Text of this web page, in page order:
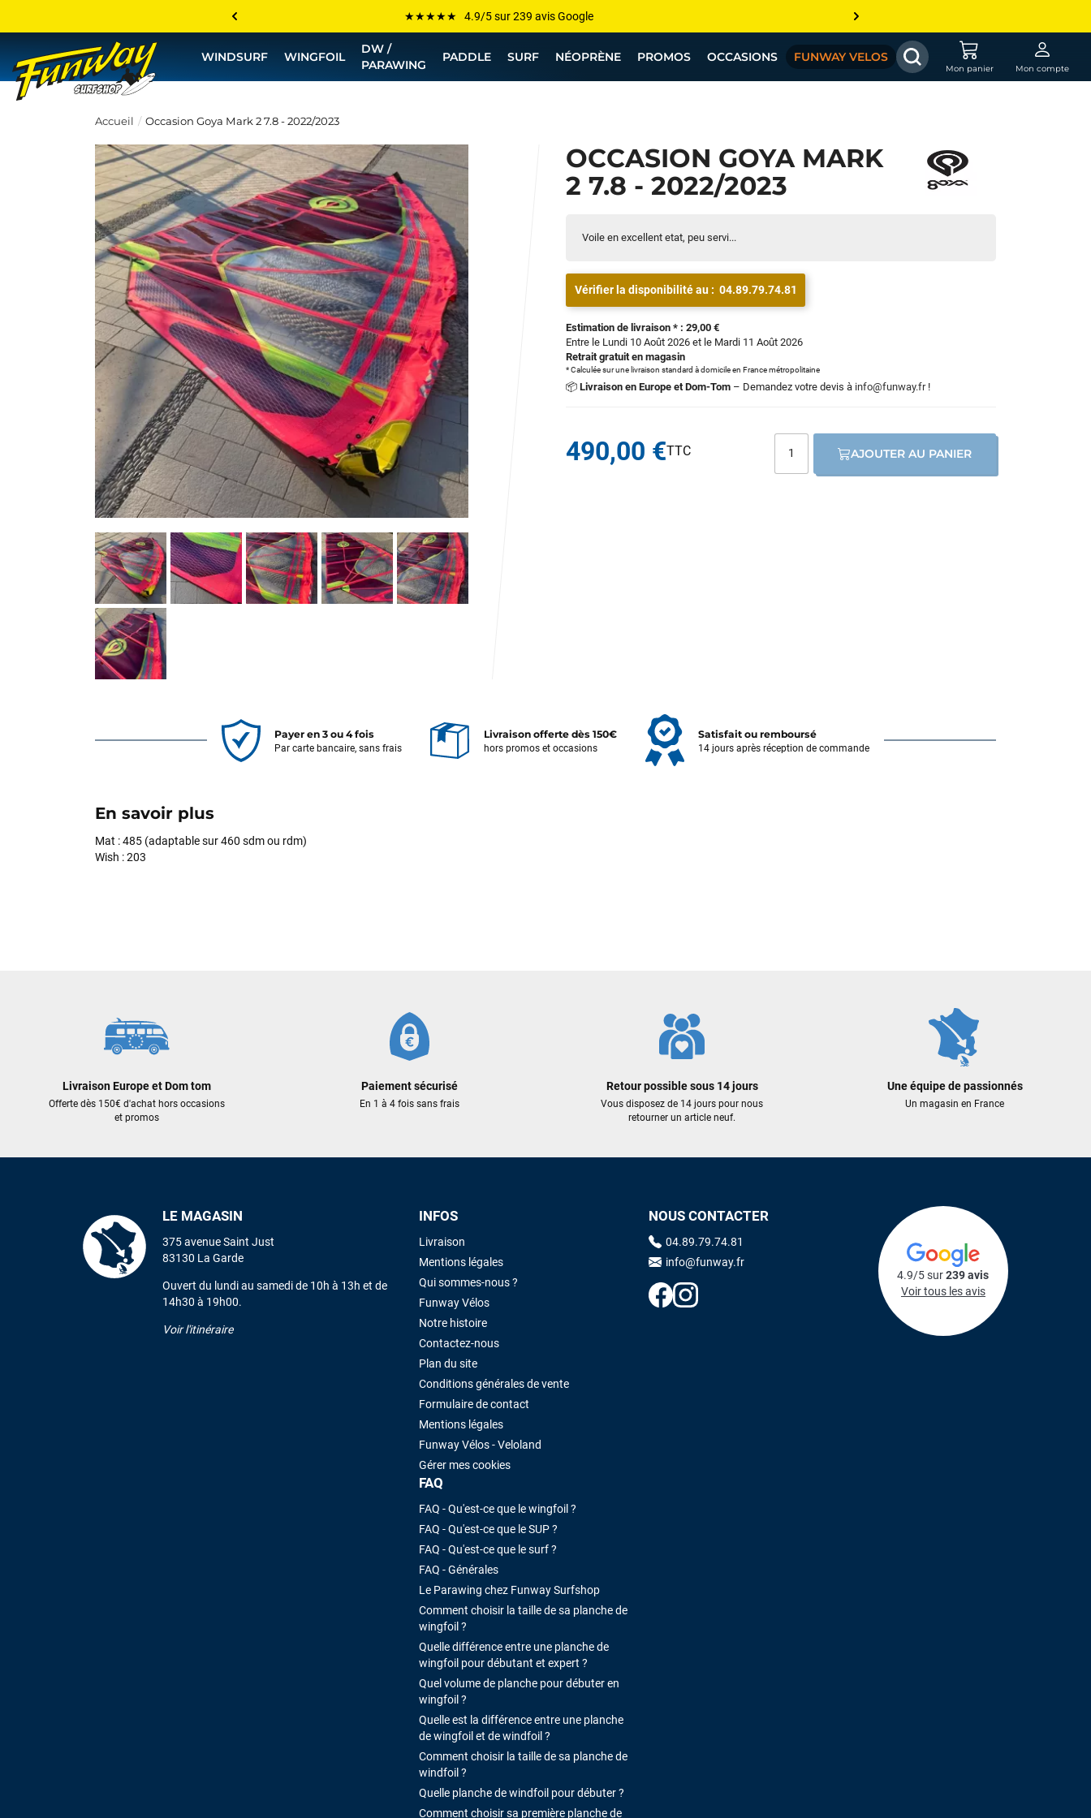
Les plus grandes marques sont chez Funway
Jusqu’à -75% de remise sur le windsurf, wingfoil, etc...
💰 Meilleur prix garanti — Moins cher ailleurs ? On s’aligne !
WINDSURF WINGFOIL
DW /
PARAWING
PADDLE SURF NÉOPRÈNE PROMOS OCCASIONS FUNWAY VELOS
Mon panier Mon compte
Accueil Occasion Goya Mark 2 7.8 - 2022/2023
OCCASION GOYA MARK
2 7.8 - 2022/2023
Voile en excellent etat, peu servi...
Vérifier la disponibilité au : 04.89.79.74.81
Estimation de livraison * : 29,00 €
Entre le Lundi 10 Août 2026 et le Mardi 11 Août 2026
Retrait gratuit en magasin
* Calculée sur une livraison standard à domicile en France métropolitaine
📦 Livraison en Europe et Dom-Tom – Demandez votre devis à info@funway.fr!
490,00 € AJOUTER AU PANIER
Payer en 3 ou 4 fois
Par carte bancaire, sans frais
Livraison offerte dès 150€
hors promos et occasions
Satisfait ou remboursé
14 jours après réception de commande
En savoir plus
Mat : 485 (adaptable sur 460 sdm ou rdm)
Wish : 203
Livraison Europe et Dom tom
Offerte dès 150€ d'achat hors occasions
et promos
Paiement sécurisé
En 1 à 4 fois sans frais
Retour possible sous 14 jours
Vous disposez de 14 jours pour nous
retourner un article neuf.
Une équipe de passionnés
Un magasin en France
LE MAGASIN
375 avenue Saint Just
83130 La Garde
Ouvert du lundi au samedi de 10h à 13h et de
14h30 à 19h00.
Voir l'itinéraire
INFOS
Livraison
Mentions légales
Qui sommes-nous ?
Funway Vélos
Notre histoire
Contactez-nous
Plan du site
Conditions générales de vente
Formulaire de contact
Mentions légales
Funway Vélos - Veloland
Gérer mes cookies
FAQ
FAQ - Qu'est-ce que le wingfoil ?
FAQ - Qu'est-ce que le SUP ?
FAQ - Qu'est-ce que le surf ?
FAQ - Générales
Le Parawing chez Funway Surfshop
Comment choisir la taille de sa planche de
wingfoil ?
Quelle différence entre une planche de
wingfoil pour débutant et expert ?
Quel volume de planche pour débuter en
wingfoil ?
Quelle est la différence entre une planche
de wingfoil et de windfoil ?
Comment choisir la taille de sa planche de
windfoil ?
Quelle planche de windfoil pour débuter ?
Comment choisir sa première planche de
NOUS CONTACTER
04.89.79.74.81
info@funway.fr
4.9/5 sur239 avis
Voir tous les avis
Sébastien BACHELIER
Cela faisait 6 mois que je galérais à remplacer ma board eux m'ont
trouvé une pépite à laquelle je n'aurais jamais pensé ! Excellent conseil
excellent prix et en plus super sympas. Merci encore pour cette severne
été rapide. La voile est arrivée en super état. Mauruuru roa.
VOIR TOUS LES AVIS LAISSER UN AVIS